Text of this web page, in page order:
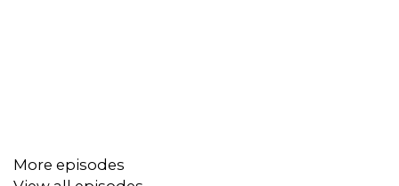
rusler inn i bar overkropp og flipflops, Lars Jacob
spekulerer i Tronds alder, Trond tar oss med inn i
More episodes